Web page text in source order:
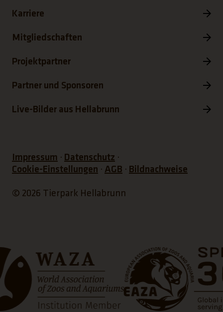
Karriere
Mitgliedschaften
Projektpartner
Partner und Sponsoren
Live-Bilder aus Hellabrunn
Impressum
Datenschutz
Cookie-Einstellungen
AGB Bildnachweise
© 2026 Tierpark Hellabrunn